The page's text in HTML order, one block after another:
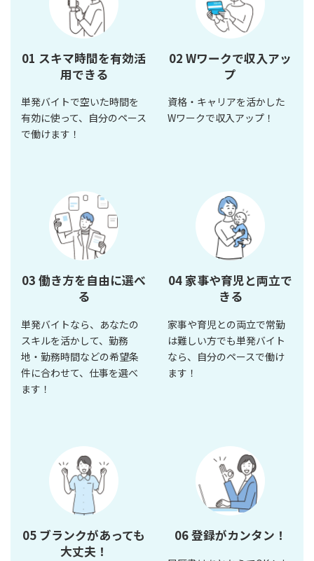
01 スキマ時間を有効活
用できる
単発バイトで空いた時間を
有効に使って、自分のペース
で働けます！
02 Wワークで収入アッ
プ
資格・キャリアを活かした
Wワークで収入アップ！
03 働き方を自由に選べ
る
単発バイトなら、あなたの
スキルを活かして、勤務
地・勤務時間などの希望条
件に合わせて、仕事を選べ
ます！
04 家事や育児と両立で
きる
家事や育児との両立で常勤
は難しい方でも単発バイト
なら、自分のペースで働け
ます！
05 ブランクがあっても
大丈夫！
06 登録がカンタン！